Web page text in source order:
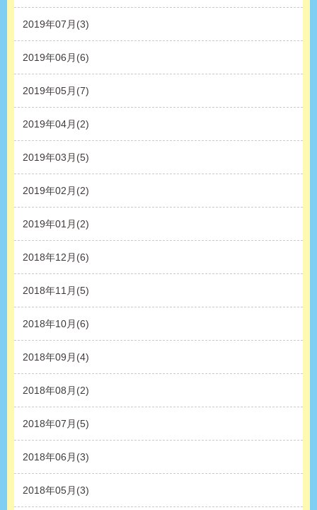
2019年07月(3)
2019年06月(6)
2019年05月(7)
2019年04月(2)
2019年03月(5)
2019年02月(2)
2019年01月(2)
2018年12月(6)
2018年11月(5)
2018年10月(6)
2018年09月(4)
2018年08月(2)
2018年07月(5)
2018年06月(3)
2018年05月(3)